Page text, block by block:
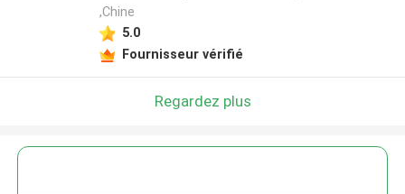
,Chine
5.0
Fournisseur vérifié
Regardez plus